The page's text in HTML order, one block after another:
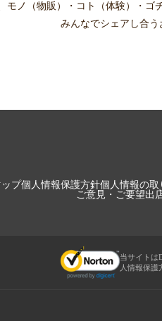
モノ（物販） ・ コト（体験） ・ ゴ
みんなでシェアし合う
プ個人情報保護方針個人情報の取
ご意見・ご要望出
当サイトは
人情報保護